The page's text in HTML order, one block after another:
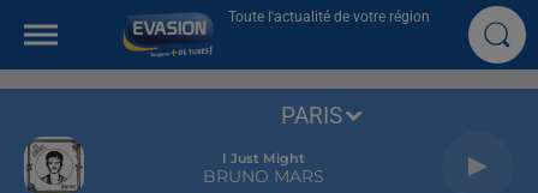
Toute l'actualité de votre région
I Just Might
BRUNO MARS
PARIS